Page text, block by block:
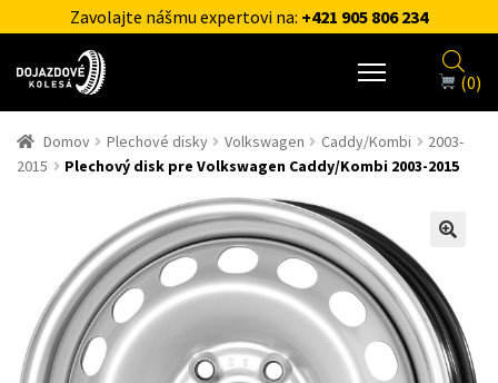
Zavolajte nášmu expertovi na: +421 905 806 234
(0)
Domov Plechové disky Volkswagen Caddy/Kombi
2003-
2015
Plechový disk pre Volkswagen Caddy/Kombi 2003-2015